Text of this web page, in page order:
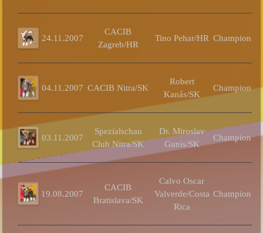
24.11.2007
CACIB
Zagreb/HR
Tino Pehar/HR Champion
04.11.2007 CACIB Nitra/SK
Robert
Kanás/SK
Champion
03.11.2007
Spezialschau
Club Nitra/SK
Dr. Miroslav
Gunis/SK
Champion
19.08.2007
CACIB
Bratislava/SK
Calvo Oscar
Valverde/Costa
Rica
Champion